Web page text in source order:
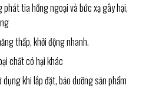
tia hồng ngoại và bức xạ gây hại,
thấp, khởi động nhanh.
chất có hại khác
khi lắp đặt, bảo dưỡng sản phẩm